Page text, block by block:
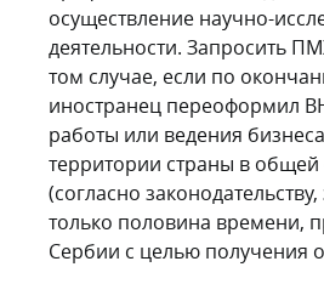
осуществление научно-
деятельности. Запросить
том случае, если по
иностранец переоформил
работы или ведения
территории страны в общей
(согласно
только половина времени,
Сербии с целью получения